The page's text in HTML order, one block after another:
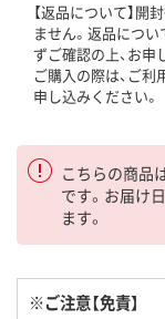
【返品について】
ません。返品につい
ずご確認の上、お申
ご購入の際は、ご利
申し込みください。
こちらの商品
です。お届け
ます。
※ご注意【免責】